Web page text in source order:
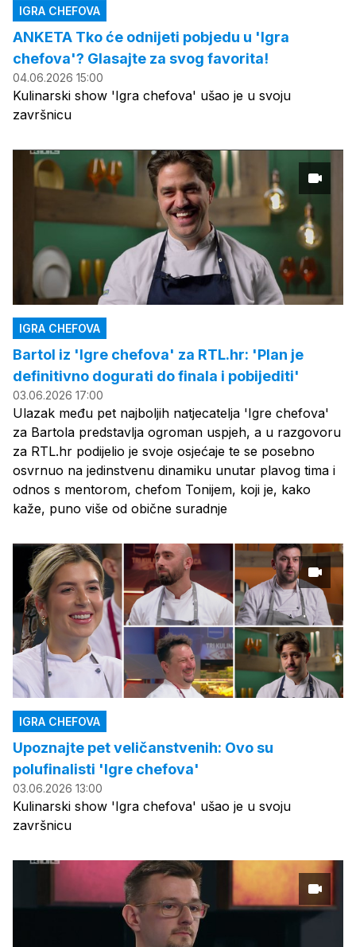
IGRA CHEFOVA
ANKETA Tko će odnijeti pobjedu u 'Igra
chefova'? Glasajte za svog favorita!
04.06.2026 15:00
Kulinarski show 'Igra chefova' ušao je u svoju
završnicu
IGRA CHEFOVA
Bartol iz 'Igre chefova' za RTL.hr: 'Plan je
definitivno dogurati do finala i pobijediti'
03.06.2026 17:00
Ulazak među pet najboljih natjecatelja 'Igre chefova'
za Bartola predstavlja ogroman uspjeh, a u razgovoru
za RTL.hr podijelio je svoje osjećaje te se posebno
osvrnuo na jedinstvenu dinamiku unutar plavog tima i
odnos s mentorom, chefom Tonijem, koji je, kako
kaže, puno više od obične suradnje
IGRA CHEFOVA
Upoznajte pet veličanstvenih: Ovo su
polufinalisti 'Igre chefova'
03.06.2026 13:00
Kulinarski show 'Igra chefova' ušao je u svoju
završnicu